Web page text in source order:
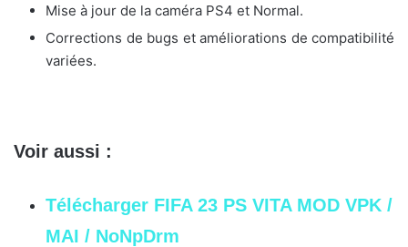
Mise à jour de la caméra PS4 et Normal.
Corrections de bugs et améliorations de compatibilité
variées.
Voir aussi :
Télécharger FIFA 23 PS VITA MOD VPK /
MAI / NoNpDrm